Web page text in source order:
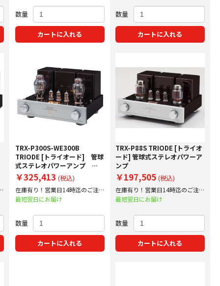
数量
カートに入れる
数量
カートに入れる
TRX-P300S-WE300B
TRIODE [トライオード] 管球
式ステレオパワーアンプ
(PSVANE WE300B 仕様)
￥325,413 (税込)
在庫有り！営業日14時迄のご注文
で即日出荷！
最短翌日にお届け
数量
カートに入れる
TRX-P88S TRIODE [トライオ
ード] 管球式ステレオパワーア
ンプ
￥197,505 (税込)
在庫有り！営業日14時迄のご注文
で即日出荷！
最短翌日にお届け
数量
カートに入れる